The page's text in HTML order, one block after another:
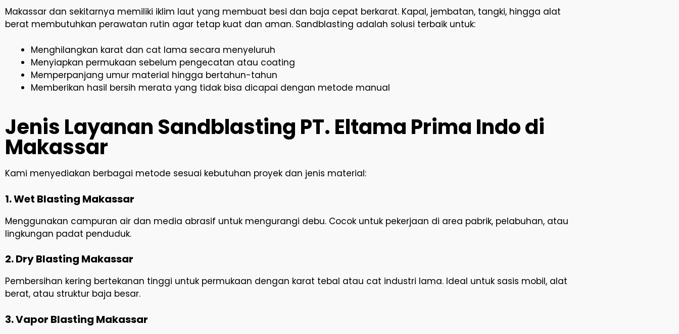
Makassar dan sekitarnya memiliki iklim laut yang membuat besi dan baja cepat berkarat. Kapal, jembatan, tangki, hingga alat
berat membutuhkan perawatan rutin agar tetap kuat dan aman. Sandblasting adalah solusi terbaik untuk:
Menghilangkan karat dan cat lama secara menyeluruh
Menyiapkan permukaan sebelum pengecatan atau coating
Memperpanjang umur material hingga bertahun-tahun
Memberikan hasil bersih merata yang tidak bisa dicapai dengan metode manual
Jenis Layanan Sandblasting PT. Eltama Prima Indo di
Makassar
Kami menyediakan berbagai metode sesuai kebutuhan proyek dan jenis material:
1. Wet Blasting Makassar
Menggunakan campuran air dan media abrasif untuk mengurangi debu. Cocok untuk pekerjaan di area pabrik, pelabuhan, atau
lingkungan padat penduduk.
2. Dry Blasting Makassar
Pembersihan kering bertekanan tinggi untuk permukaan dengan karat tebal atau cat industri lama. Ideal untuk sasis mobil, alat
berat, atau struktur baja besar.
3. Vapor Blasting Makassar